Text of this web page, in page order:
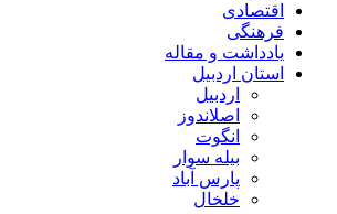
اقتصادی
فرهنگی
یادداشت و مقاله
استان اردبیل
اردبیل
اصلاندوز
انگوت
بیله سوار
پارس آباد
خلخال